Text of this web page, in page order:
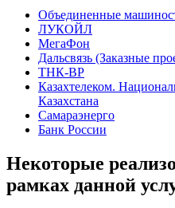
Объединенные
ЛУКОЙЛ
МегаФон
Дальсвязь (Заказные
ТНК-ВР
Казахтелеком.
Казахстана
Самараэнерго
Банк России
Некоторые
рамках данной